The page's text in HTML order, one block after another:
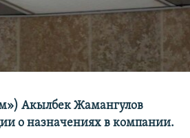
Акылбек Жамангулов
о назначениях в компании.